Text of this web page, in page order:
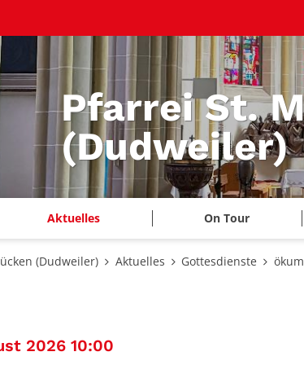
Pfarrei St.
(Dudweiler)
Aktuelles On Tour
(Dudweiler) Aktuelles Gottesdienste
2026 10:00